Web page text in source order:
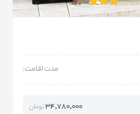
مدت اقامت:
34,780,000تومان